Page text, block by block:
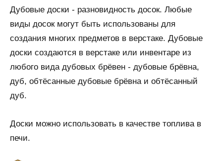
Дубовые доски - разновидность досок. Любые
виды досок могут быть использованы для
создания многих предметов в верстаке. Дубовые
доски создаются в верстаке или инвентаре из
любого вида дубовых брёвен - дубовые брёвна,
дуб, обтёсанные дубовые брёвна и обтёсанный
дуб.
Доски можно использовать в качестве топлива в
печи.